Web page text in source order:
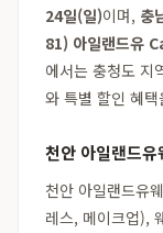
24일(일)이며, 충
81) 아일랜드유
에서는 충청도 지
와 특별 할인 혜
천안 아일랜드
천안 아일랜드유
레스, 메이크업),